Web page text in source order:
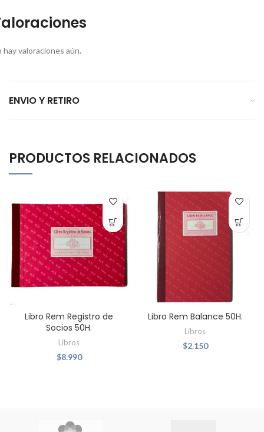
hay valoraciones aún.
ENVIO Y RETIRO
PRODUCTOS RELACIONADOS
Libro Rem Registro de
Socios 50H.
Libros
$8.990
Libro Rem Balance 50H.
Libros
$2.150